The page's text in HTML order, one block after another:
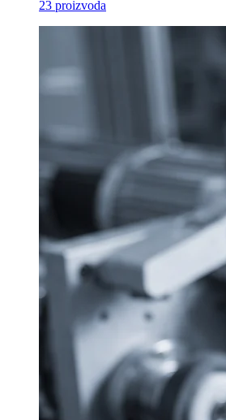
23 proizvoda